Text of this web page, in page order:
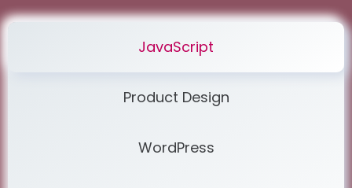
JavaScript
Product Design
WordPress